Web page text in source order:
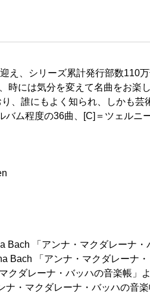
、シリーズ累計発行部数110
には気分を変えて名曲をお楽
、誰にもよく知られ、しかも
ム程度の36曲、[C]＝ツェル
Bach 「アンナ・マクダレーナ
Bach 「アンナ・マクダレーナ
クダレーナ・バッハの音楽帳」
・マクダレーナ・バッハの音